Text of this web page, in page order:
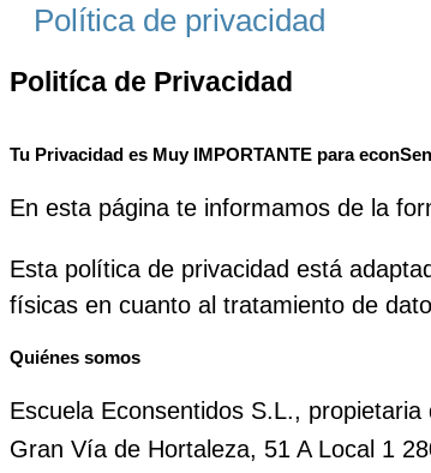
Política de privacidad
Politíca de Privacidad
Tu Privacidad es Muy IMPORTANTE para
En esta página te informamos de la
Esta política de privacidad está
físicas en cuanto al tratamiento de
Quiénes somos
Escuela Econsentidos S.L.,
Gran Vía de Hortaleza, 51 A Local 1